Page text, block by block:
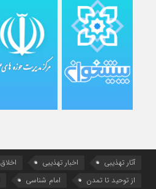
آثار تهذیبی اخبار تهذیبی اخلاق
از توحید تا تمدن
امام شناسی